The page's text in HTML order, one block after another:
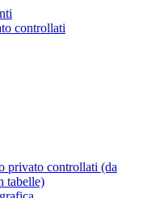
controllati
privato controllati (da
tabelle)